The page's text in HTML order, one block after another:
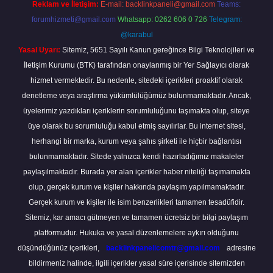
Reklam ve İletişim: E-mail: backlinkpaneli@gmail.com Teams:
forumhizmeti@gmail.com Whatsapp: 0262 606 0 726 Telegram:
@karabul
Yasal Uyarı: Sitemiz, 5651 Sayılı Kanun gereğince Bilgi Teknolojileri ve
İletişim Kurumu (BTK) tarafından onaylanmış bir Yer Sağlayıcı olarak
hizmet vermektedir. Bu nedenle, sitedeki içerikleri proaktif olarak
denetleme veya araştırma yükümlülüğümüz bulunmamaktadır. Ancak,
üyelerimiz yazdıkları içeriklerin sorumluluğunu taşımakta olup, siteye
üye olarak bu sorumluluğu kabul etmiş sayılırlar. Bu internet sitesi,
herhangi bir marka, kurum veya şahıs şirketi ile hiçbir bağlantısı
bulunmamaktadır. Sitede yalnızca kendi hazırladığımız makaleler
paylaşılmaktadır. Burada yer alan içerikler haber niteliği taşımamakta
olup, gerçek kurum ve kişiler hakkında paylaşım yapılmamaktadır.
Gerçek kurum ve kişiler ile isim benzerlikleri tamamen tesadüfidir.
Sitemiz, kar amacı gütmeyen ve tamamen ücretsiz bir bilgi paylaşım
platformudur. Hukuka ve yasal düzenlemelere aykırı olduğunu
düşündüğünüz içerikleri,
backlinkpanelicomtr@gmail.com
adresine
bildirmeniz halinde, ilgili içerikler yasal süre içerisinde sitemizden